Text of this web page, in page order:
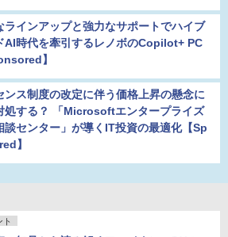
ラインアップと強力なサポートでハイブ
AI時代を牽引するレノボのCopilot+ PC
】
ンス制度の改定に伴う価格上昇の懸念に
処する？ 「Microsoftエンタープライズ
談センター」が導くIT投資の最適化【Sp
】
ト